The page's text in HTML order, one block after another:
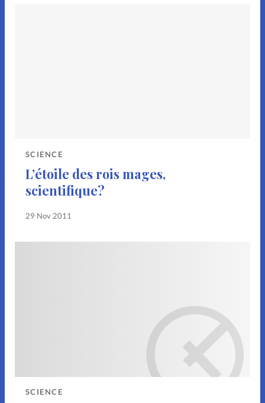
SCIENCE
L’étoile des rois mages,
scientifique?
29 Nov 2011
SCIENCE